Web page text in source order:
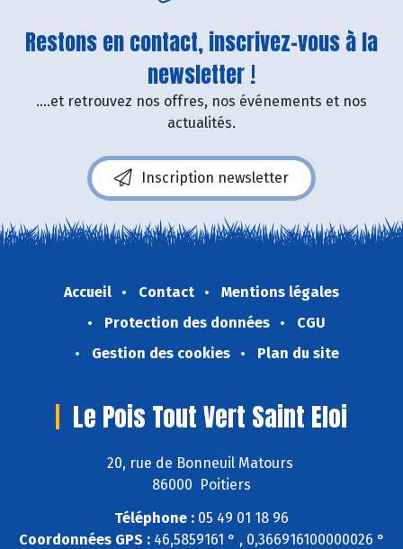
Restons en contact, inscrivez-vous à la
newsletter !
....et retrouvez nos offres, nos événements et nos
actualités.
Inscription newsletter
Accueil Contact
Mentions légales
Protection des données
CGU
Gestion des cookies
Plan du site
Le Pois Tout Vert Saint Eloi
20, rue de Bonneuil Matours
86000 Poitiers
Téléphone : 05 49 01 18 96
Coordonnées GPS :46,5859161 ° , 0,366916100000026 °